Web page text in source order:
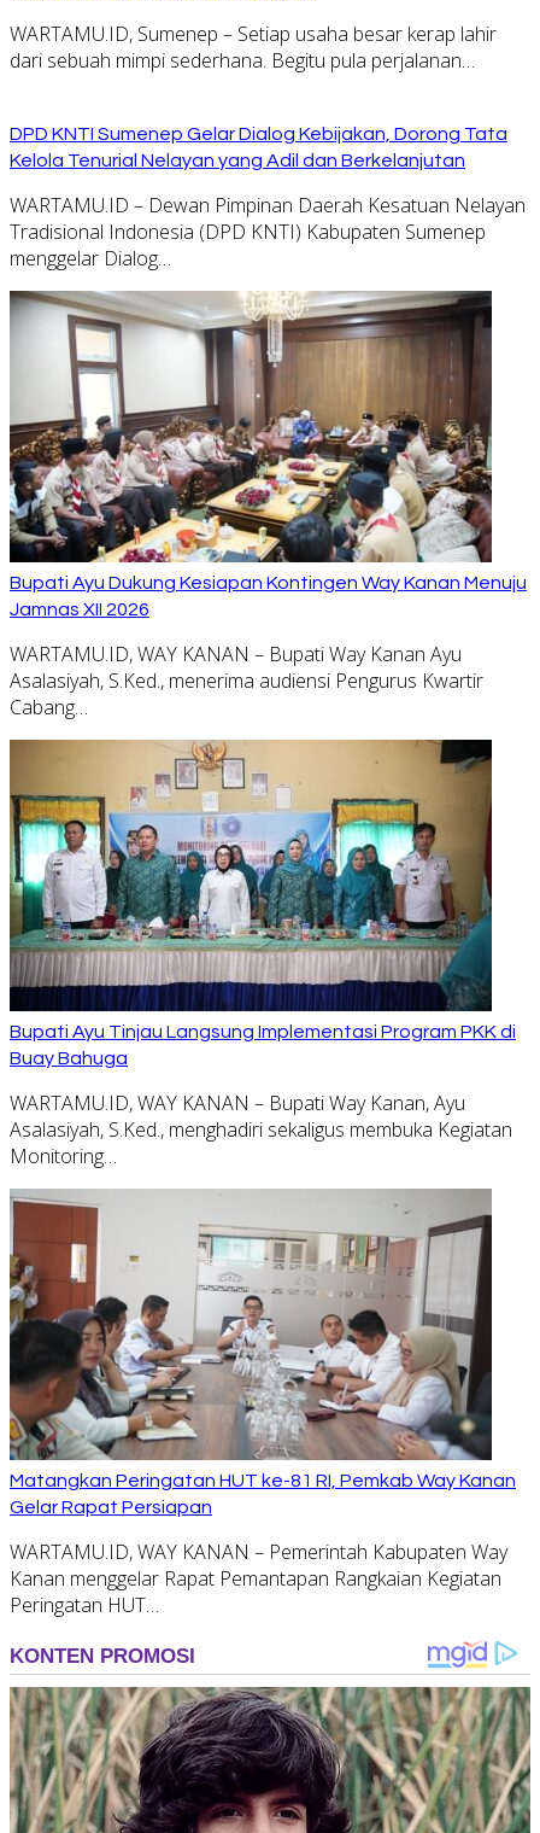
WARTAMU.ID, Sumenep – Setiap usaha besar kerap lahir
dari sebuah mimpi sederhana. Begitu pula perjalanan…
DPD KNTI Sumenep Gelar Dialog Kebijakan, Dorong Tata
Kelola Tenurial Nelayan yang Adil dan Berkelanjutan
WARTAMU.ID – Dewan Pimpinan Daerah Kesatuan Nelayan
Tradisional Indonesia (DPD KNTI) Kabupaten Sumenep
menggelar Dialog…
Bupati Ayu Dukung Kesiapan Kontingen Way Kanan Menuju
Jamnas XII 2026
WARTAMU.ID, WAY KANAN – Bupati Way Kanan Ayu
Asalasiyah, S.Ked., menerima audiensi Pengurus Kwartir
Cabang…
Bupati Ayu Tinjau Langsung Implementasi Program PKK di
Buay Bahuga
WARTAMU.ID, WAY KANAN – Bupati Way Kanan, Ayu
Asalasiyah, S.Ked., menghadiri sekaligus membuka Kegiatan
Monitoring…
Matangkan Peringatan HUT ke-81 RI, Pemkab Way Kanan
Gelar Rapat Persiapan
WARTAMU.ID, WAY KANAN – Pemerintah Kabupaten Way
Kanan menggelar Rapat Pemantapan Rangkaian Kegiatan
Peringatan HUT…